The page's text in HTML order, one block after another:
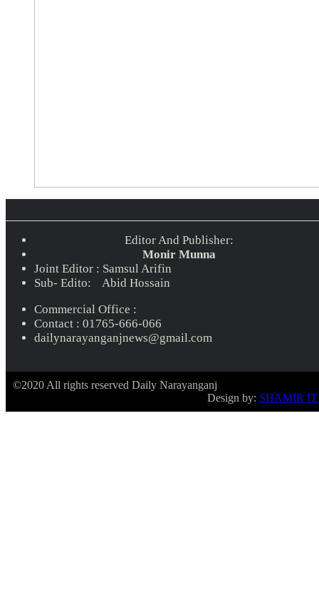
Editor And Publisher:
Monir Munna
Joint Editor : Samsul Arifin
Sub- Edito: Abid Hossain
Commercial Office :
Contact : 01765-666-066
dailynarayanganjnews@gmail.com
©2020 All rights reserved Daily Narayanganj
Design by: SHAMIR IT